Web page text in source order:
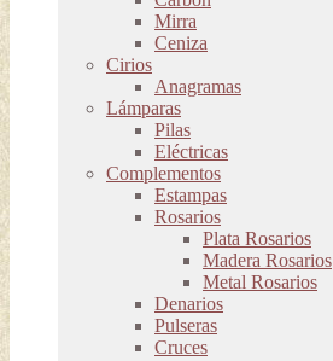
Mirra
Ceniza
Cirios
Anagramas
Lámparas
Pilas
Eléctricas
Complementos
Estampas
Rosarios
Plata Rosarios
Madera Rosarios
Metal Rosarios
Denarios
Pulseras
Cruces